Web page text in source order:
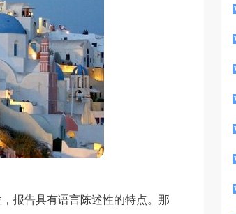
报告具有语言陈述性的特点。那